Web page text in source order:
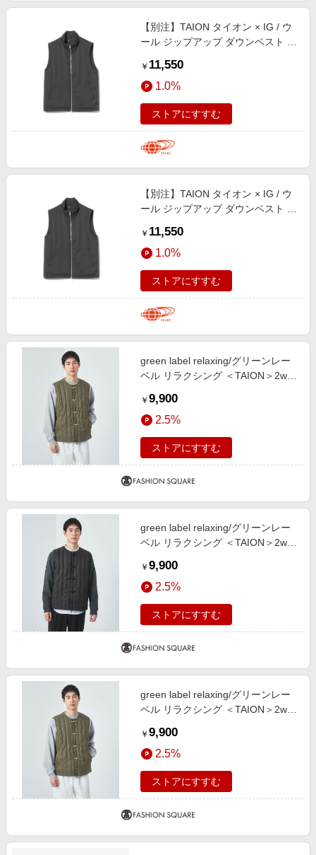
【別注】TAION タイオン × IG / ウ
ール ジップアップ ダウンベスト ブ
￥ 11,550
1.0%
ストアにすすむ
【別注】TAION タイオン × IG / ウ
ール ジップアップ ダウンベスト ブ
￥ 11,550
1.0%
ストアにすすむ
green label relaxing/グリーンレー
ベル リラクシング ＜TAION＞2way
￥ 9,900
2.5%
ストアにすすむ
green label relaxing/グリーンレー
ベル リラクシング ＜TAION＞2way
￥ 9,900
2.5%
ストアにすすむ
green label relaxing/グリーンレー
ベル リラクシング ＜TAION＞2way
￥ 9,900
2.5%
ストアにすすむ